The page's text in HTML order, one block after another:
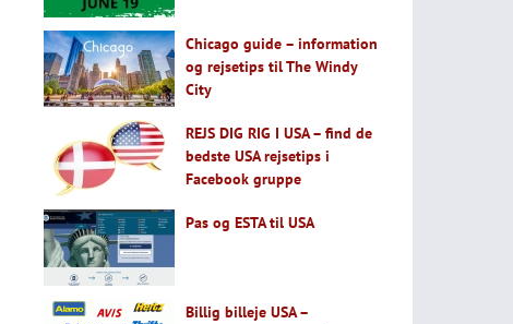
Chicago guide – information
og rejsetips til The Windy
City
REJS DIG RIG I USA – find de
bedste USA rejsetips i
Facebook gruppe
Pas og ESTA til USA
Billig billeje USA –